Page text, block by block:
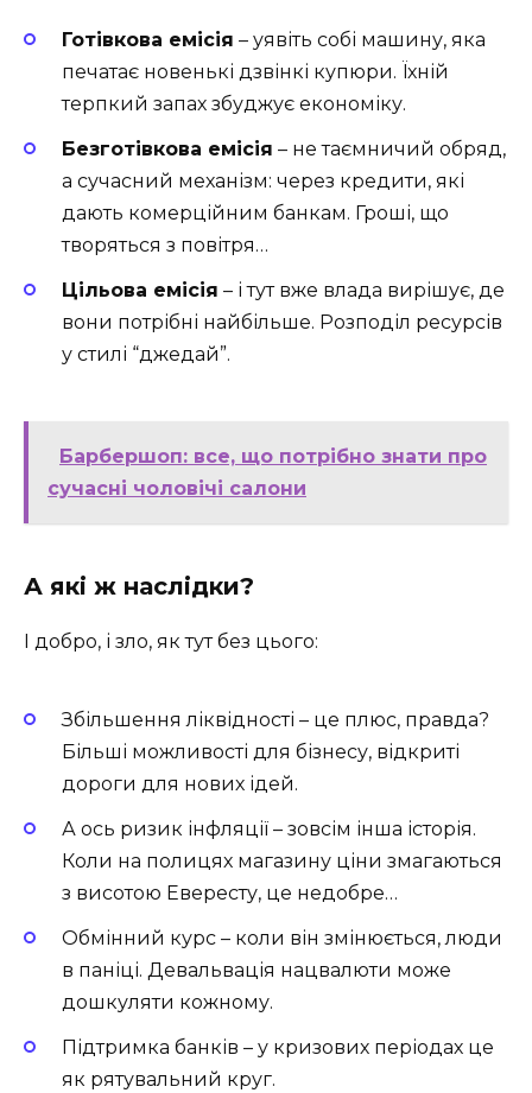
Готівкова емісія – уявіть собі машину, яка
печатає новенькі дзвінкі купюри. Їхній
терпкий запах збуджує економіку.
Безготівкова емісія – не таємничий обряд,
а сучасний механізм: через кредити, які
дають комерційним банкам. Гроші, що
творяться з повітря…
Цільова емісія – і тут вже влада вирішує, де
вони потрібні найбільше. Розподіл ресурсів
у стилі “джедай”.
Барбершоп: все, що потрібно знати про
сучасні чоловічі салони
А які ж наслідки?
І добро, і зло, як тут без цього:
Збільшення ліквідності – це плюс, правда?
Більші можливості для бізнесу, відкриті
дороги для нових ідей.
А ось ризик інфляції – зовсім інша історія.
Коли на полицях магазину ціни змагаються
з висотою Евересту, це недобре…
Обмінний курс – коли він змінюється, люди
в паніці. Девальвація нацвалюти може
дошкуляти кожному.
Підтримка банків – у кризових періодах це
як рятувальний круг.